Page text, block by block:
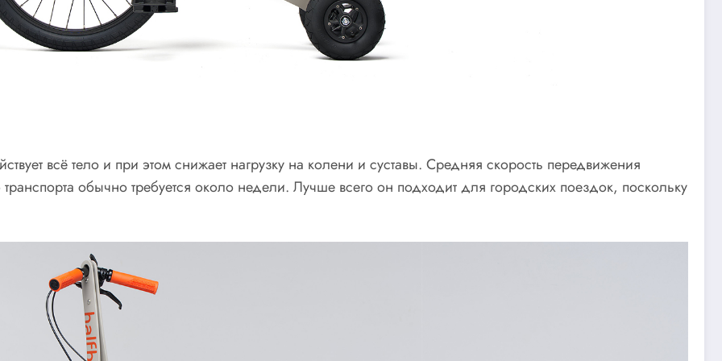
всё тело и при этом снижает нагрузку на колени и суставы. Средняя скорость передвижения
обычно требуется около недели. Лучше всего он подходит для городских поездок, поскольку